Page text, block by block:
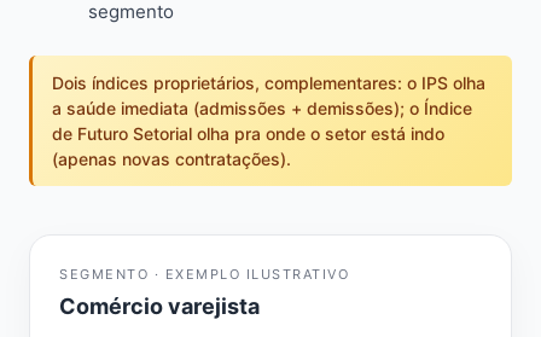
segmento
Dois índices proprietários, complementares: o IPS olha
a saúde imediata (admissões + demissões); o Índice
de Futuro Setorial olha pra onde o setor está indo
(apenas novas contratações).
SEGMENTO · EXEMPLO ILUSTRATIVO
Comércio varejista